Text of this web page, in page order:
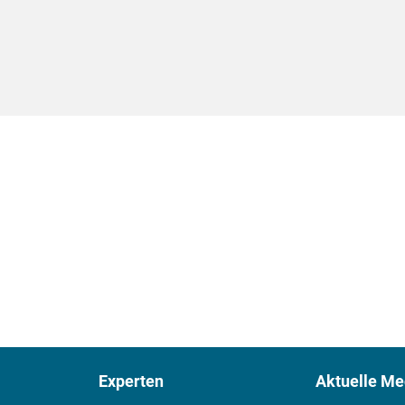
Experten Aktuelle